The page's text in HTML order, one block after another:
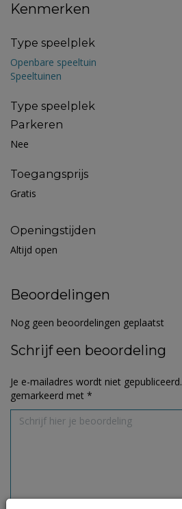
Kenmerken
Type speelplek
Openbare speeltuin
Speeltuinen
Type speelplek
Parkeren
Nee
Toegangsprijs
Gratis
Openingstijden
Altijd open
Beoordelingen
Nog geen beoordelingen geplaatst
Schrijf een beoordeling
Je e-mailadres wordt niet gepubliceerd.
gemarkeerd met *